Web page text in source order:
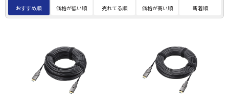
おすすめ順 価格が低い順 売れてる順 価格が高い順 新着順